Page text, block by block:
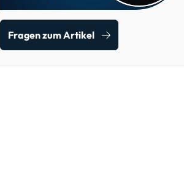
Fragen zum Artikel